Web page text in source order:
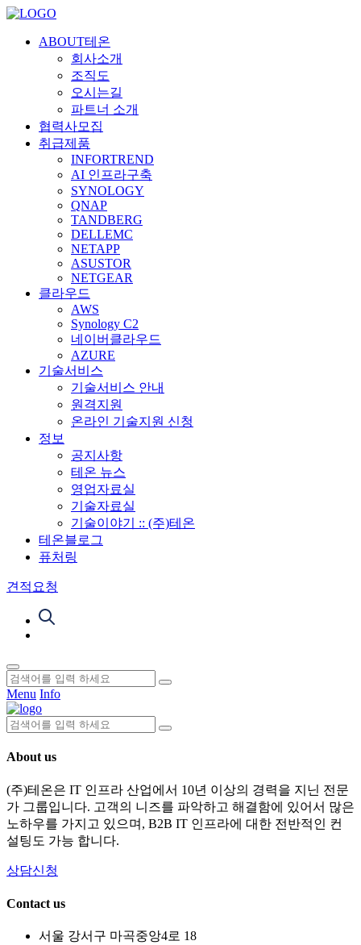
ABOUT테온
회사소개
조직도
오시는길
파트너 소개
협력사모집
취급제품
INFORTREND
AI 인프라구축
SYNOLOGY
QNAP
TANDBERG
DELLEMC
NETAPP
ASUSTOR
NETGEAR
클라우드
AWS
Synology C2
네이버클라우드
AZURE
기술서비스
기술서비스 안내
원격지원
온라인 기술지원 신청
정보
공지사항
테온 뉴스
영업자료실
기술자료실
기술이야기 :: (주)테온
테온블로그
퓨처링
견적요청
Menu Info
About us
(주)테온은 IT 인프라 산업에서 10년 이상의 경력을 지닌 전문
가 그룹입니다. 고객의 니즈를 파악하고 해결함에 있어서 많은
노하우를 가지고 있으며, B2B IT 인프라에 대한 전반적인 컨
설팅도 가능 합니다.
상담신청
Contact us
서울 강서구 마곡중앙4로 18